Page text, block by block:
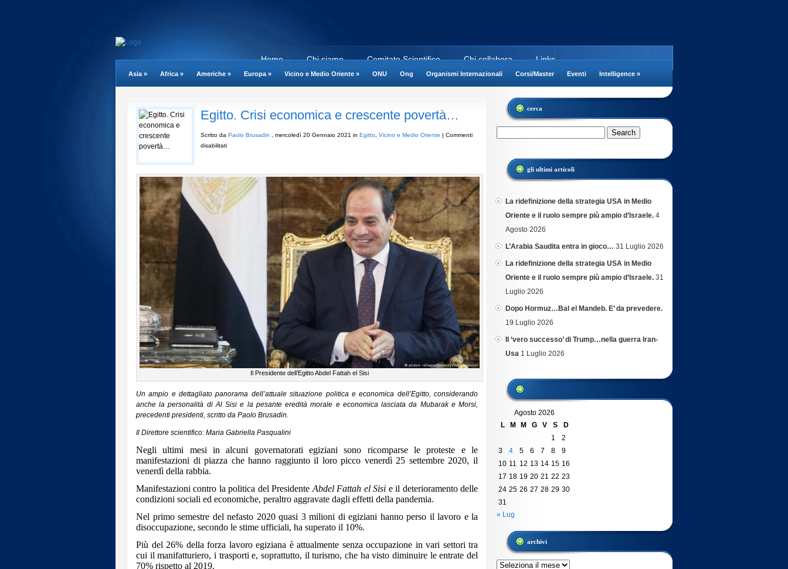
Links
Chi collabora
Comitato Scientifico
Chi siamo
Home
Asia » Africa » Americhe » Europa » Vicino e Medio Oriente » ONU Ong Organismi Internazionali Corsi/Master Eventi Intelligence »
Egitto. Crisi economica e crescente povertà…
Scritto da Paolo Brusadin , mercoledì 20 Gennaio 2021 in Egitto Vicino e Medio Oriente | Commenti
disabilitatisu
economica
e
crescente
povertà…
Il Presidente dell’Egitto Abdel Fattah el Sisi
Un ampio e dettagliato panorama dell’attuale situazione politica e economica dell’Egitto, considerando
anche la personalità di Al Sisi e la pesante eredità morale e economica lasciata da Mubarak e Morsi,
precedenti presidenti, scritto da Paolo Brusadin.
Il Direttore scientifico: Maria Gabriella Pasqualini
Negli ultimi mesi in alcuni governatorati egiziani sono ricomparse le proteste e le
manifestazioni di piazza che hanno raggiunto il loro picco venerdì 25 settembre 2020, il
venerdì della rabbia.
Manifestazioni contro la politica del Presidente Abdel Fattah el Sisi e il deterioramento delle
condizioni sociali ed economiche, peraltro aggravate dagli effetti della pandemia.
Nel primo semestre del nefasto 2020 quasi 3 milioni di egiziani hanno perso il lavoro e la
disoccupazione, secondo le stime ufficiali, ha superato il 10%.
Più del 26% della forza lavoro egiziana è attualmente senza occupazione in vari settori tra
cui il manifatturiero, i trasporti e, soprattutto, il turismo, che ha visto diminuire le entrate del
70% rispetto al 2019.
cerca
gli ultimi articoli
La ridefinizione della strategia USA in Medio
Oriente e il ruolo sempre più ampio d’Israele. 4
Agosto 2026
L’Arabia Saudita entra in gioco… 31 Luglio 2026
La ridefinizione della strategia USA in Medio
Oriente e il ruolo sempre più ampio d’Israele. 31
Luglio 2026
Dopo Hormuz…Bal el Mandeb. E’ da prevedere.
19 Luglio 2026
Il ‘vero successo’ di Trump…nella guerra Iran-
Usa 1 Luglio 2026
Agosto 2026
L
M M G V S
D
1
2
3
4 5 6 7 8
9
10 11 12 13 14 15 16
17 18 19 20 21 22 23
24 25 26 27 28 29 30
31
« Lug
archivi
Archivi